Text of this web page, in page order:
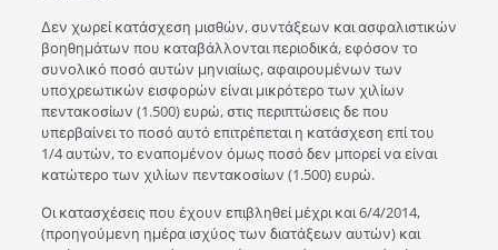
Δεν χωρεί κατάσχεση μισθών, συντάξεων και ασφαλιστικών
βοηθημάτων που καταβάλλονται περιοδικά, εφόσον το
συνολικό ποσό αυτών μηνιαίως, αφαιρουμένων των
υποχρεωτικών εισφορών είναι μικρότερο των χιλίων
πεντακοσίων (1.500) ευρώ, στις περιπτώσεις δε που
υπερβαίνει το ποσό αυτό επιτρέπεται η κατάσχεση επί του
1/4 αυτών, το εναπομένον όμως ποσό δεν μπορεί να είναι
κατώτερο των χιλίων πεντακοσίων (1.500) ευρώ.
Οι κατασχέσεις που έχουν επιβληθεί μέχρι και 6/4/2014,
(προηγούμενη ημέρα ισχύος των διατάξεων αυτών) και